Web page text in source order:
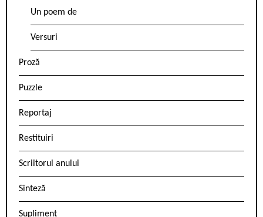
Un poem de
Versuri
Proză
Puzzle
Reportaj
Restituiri
Scriitorul anului
Sinteză
Supliment